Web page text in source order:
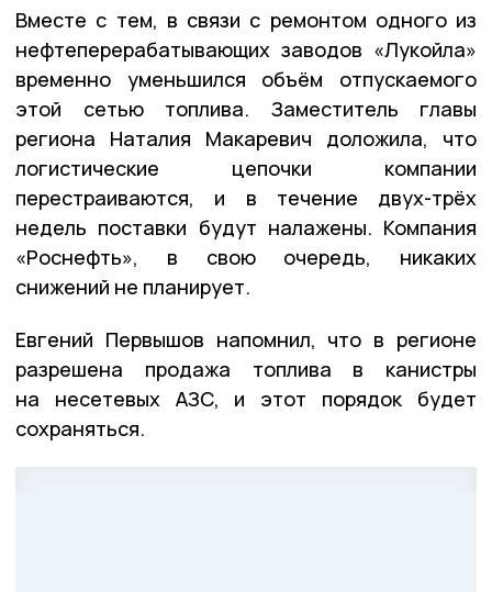
Вместе с тем, в связи с ремонтом одного из
нефтеперерабатывающих заводов «Лукойла»
временно уменьшился объём отпускаемого
этой сетью топлива. Заместитель главы
региона Наталия Макаревич доложила, что
логистические цепочки компании
перестраиваются, и в течение двух-трёх
недель поставки будут налажены. Компания
«Роснефть», в свою очередь, никаких
снижений не планирует.
Евгений Первышов напомнил, что в регионе
разрешена продажа топлива в канистры
на несетевых АЗС, и этот порядок будет
сохраняться.